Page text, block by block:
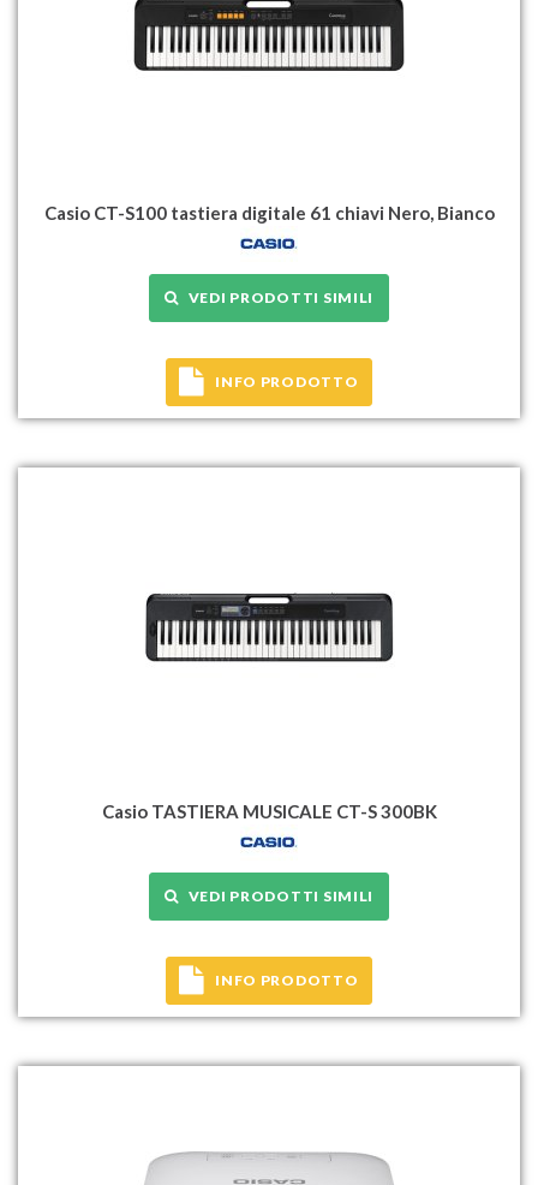
Casio CT-S100 tastiera digitale 61 chiavi Nero, Bianco
VEDI PRODOTTI SIMILI
INFO PRODOTTO
Casio TASTIERA MUSICALE CT-S 300BK
VEDI PRODOTTI SIMILI
INFO PRODOTTO